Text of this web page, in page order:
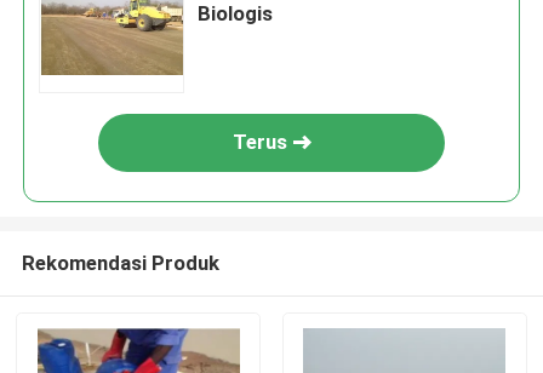
Biologis
Terus
Rekomendasi Produk